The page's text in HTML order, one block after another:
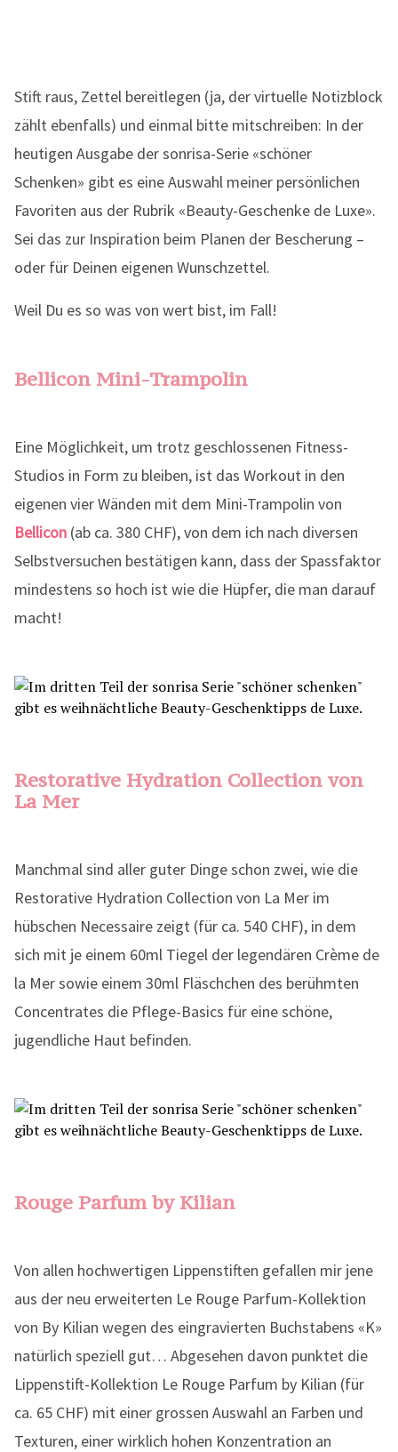
Stift raus, Zettel bereitlegen (ja, der virtuelle Notizblock
zählt ebenfalls) und einmal bitte mitschreiben: In der
heutigen Ausgabe der sonrisa-Serie «schöner
Schenken» gibt es eine Auswahl meiner persönlichen
Favoriten aus der Rubrik «Beauty-Geschenke de Luxe».
Sei das zur Inspiration beim Planen der Bescherung –
oder für Deinen eigenen Wunschzettel.
Weil Du es so was von wert bist, im Fall!
Bellicon Mini-Trampolin
Eine Möglichkeit, um trotz geschlossenen Fitness-
Studios in Form zu bleiben, ist das Workout in den
eigenen vier Wänden mit dem Mini-Trampolin von
Bellicon (ab ca. 380 CHF), von dem ich nach diversen
Selbstversuchen bestätigen kann, dass der Spassfaktor
mindestens so hoch ist wie die Hüpfer, die man darauf
macht!
Restorative Hydration Collection von
La Mer
Manchmal sind aller guter Dinge schon zwei, wie die
Restorative Hydration Collection von La Mer im
hübschen Necessaire zeigt (für ca. 540 CHF), in dem
sich mit je einem 60ml Tiegel der legendären Crème de
la Mer sowie einem 30ml Fläschchen des berühmten
Concentrates die Pflege-Basics für eine schöne,
jugendliche Haut befinden.
Rouge Parfum by Kilian
Von allen hochwertigen Lippenstiften gefallen mir jene
aus der neu erweiterten Le Rouge Parfum-Kollektion
von By Kilian wegen des eingravierten Buchstabens «K»
natürlich speziell gut… Abgesehen davon punktet die
Lippenstift-Kollektion Le Rouge Parfum by Kilian (für
ca. 65 CHF) mit einer grossen Auswahl an Farben und
Texturen, einer wirklich hohen Konzentration an